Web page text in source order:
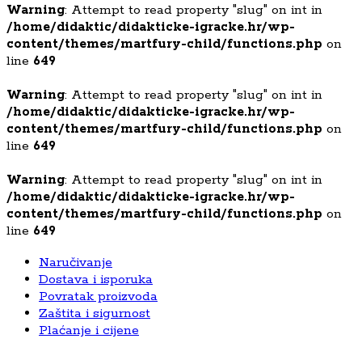
Warning: Attempt to read property "slug" on int in
/home/didaktic/didakticke-igracke.hr/wp-
content/themes/martfury-child/functions.php on
line 649
Warning: Attempt to read property "slug" on int in
/home/didaktic/didakticke-igracke.hr/wp-
content/themes/martfury-child/functions.php on
line 649
Warning: Attempt to read property "slug" on int in
/home/didaktic/didakticke-igracke.hr/wp-
content/themes/martfury-child/functions.php on
line 649
Naručivanje
Dostava i isporuka
Povratak proizvoda
Zaštita i sigurnost
Plaćanje i cijene